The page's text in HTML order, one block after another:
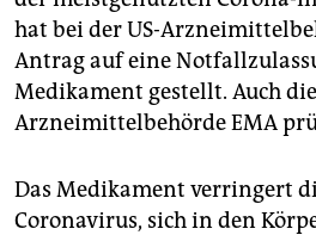
hat bei der US-
Antrag auf eine
Medikament gestellt. Auch
Arzneimittelbehörde EMA
Das Medikament verringert
Coronavirus, sich in den